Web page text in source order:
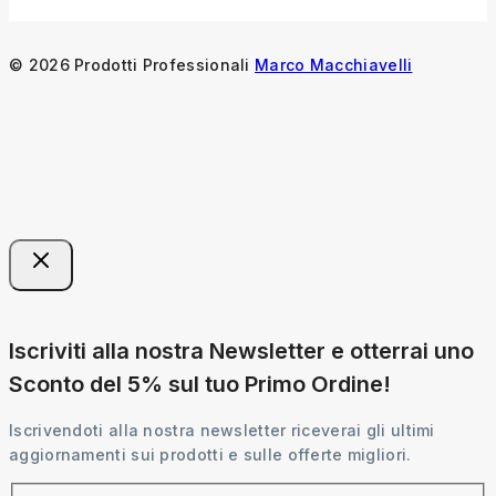
© 2026 Prodotti Professionali Marco Macchiavelli
Iscriviti alla nostra Newsletter e otterrai uno
Sconto del 5% sul tuo Primo Ordine!
Iscrivendoti alla nostra newsletter riceverai gli ultimi
aggiornamenti sui prodotti e sulle offerte migliori.